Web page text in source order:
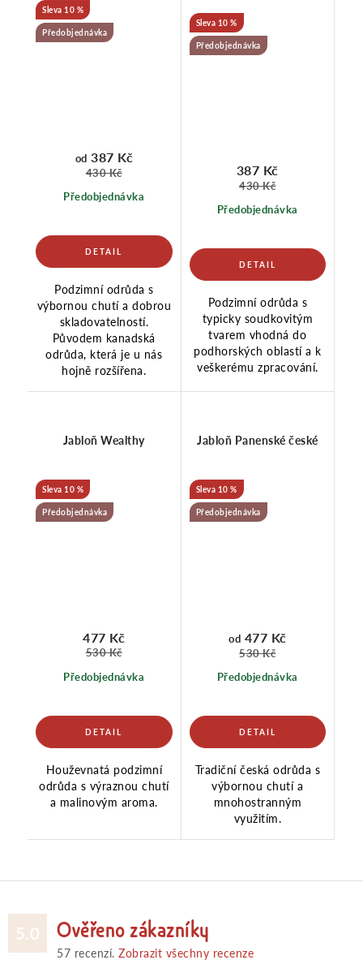
10 %
Předobjednávka
Předobjednávka
od 387 Kč
430 Kč
Podzimní odrůda s
výbornou chutí a dobrou
skladovatelností.
Původem kanadská
odrůda, která je u nás
hojně rozšířena.
10 %
Předobjednávka
Předobjednávka
387 Kč
430 Kč
Podzimní odrůda s
typicky soudkovitým
tvarem vhodná do
podhorských oblastí a k
veškerému zpracování.
Jabloň Wealthy
10 %
Předobjednávka
Předobjednávka
477 Kč
530 Kč
Houževnatá podzimní
odrůda s výraznou chutí
a malinovým aroma.
Jabloň Panenské české
10 %
Předobjednávka
Předobjednávka
od 477 Kč
530 Kč
Tradiční česká odrůda s
výbornou chutí a
mnohostranným
využitím.
5.0 Ověřeno zákazníky
57 recenzí. Zobrazit všechny recenze